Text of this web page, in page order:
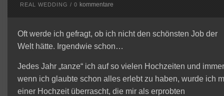
REAL WEDDING /0 kommentare
Oft werde ich gefragt, ob ich nicht den schönsten Job der
Welt hätte. Irgendwie schon…
Jedes Jahr „tanze“ ich auf so vielen Hochzeiten und
wenn ich glaubte schon alles erlebt zu haben, wurde ich
einer Hochzeit überrascht, die mir als erprobten